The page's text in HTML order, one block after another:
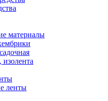
материалы
изолента
ленты